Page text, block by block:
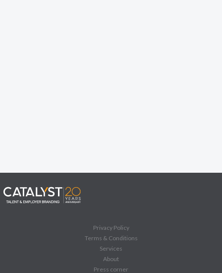
Privacy Policy
Terms & Conditions
Services
About
Press corner